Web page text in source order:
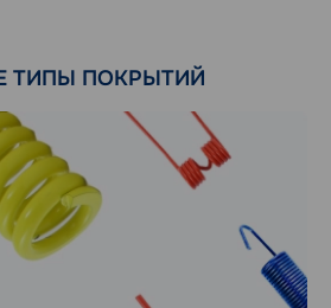
ТИПЫ ПОКРЫТИЙ